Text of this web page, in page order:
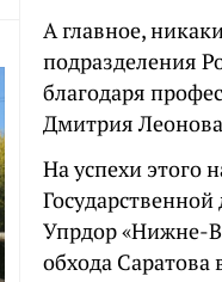
А главное,
подразделения
благодаря
Дмитрия
На успехи этого
Упрдор «Нижне-
обхода